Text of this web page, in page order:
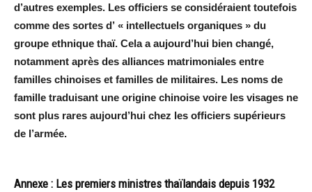
d’autres exemples. Les officiers se considéraient toutefois
comme des sortes d’ « intellectuels organiques » du
groupe ethnique thaï. Cela a aujourd’hui bien changé,
notamment après des alliances matrimoniales entre
familles chinoises et familles de militaires. Les noms de
famille traduisant une origine chinoise voire les visages ne
sont plus rares aujourd’hui chez les officiers supérieurs
de l’armée.
Annexe : Les premiers ministres thaïlandais depuis 1932